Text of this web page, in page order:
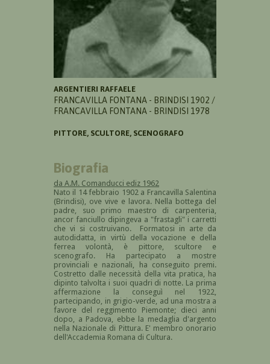
ARGENTIERI RAFFAELE
FRANCAVILLA FONTANA - BRINDISI 1902 /
FRANCAVILLA FONTANA - BRINDISI 1978
PITTORE, SCULTORE, SCENOGRAFO
Biografia
da A.M. Comanducci ediz 1962
Nato il 14 febbraio 1902 a Francavilla Salentina
(Brindisi), ove vive e lavora. Nella bottega del
padre, suo primo maestro di carpenteria,
ancor fanciullo dipingeva a "frastagli" i carretti
che vi si costruivano. Formatosi in arte da
autodidatta, in virtù della vocazione e della
ferrea volontà, è pittore, scultore e
scenografo. Ha partecipato a mostre
provinciali e nazionali, ha conseguito premi.
Costretto dalle necessità della vita pratica, ha
dipinto talvolta i suoi quadri di notte. La prima
affermazione la conseguì nel 1922,
partecipando, in grigio-verde, ad una mostra a
favore del reggimento Piemonte; dieci anni
dopo, a Padova, ebbe la medaglia d'argento
nella Nazionale di Pittura. E' membro onorario
dell'Accademia Romana di Cultura.